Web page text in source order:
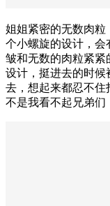
姐姐紧密的无数肉粒
个小螺旋的设计，会
皱和无数的肉粒紧紧
设计，挺进去的时候
去，想起来都忍不住
不是我看不起兄弟们